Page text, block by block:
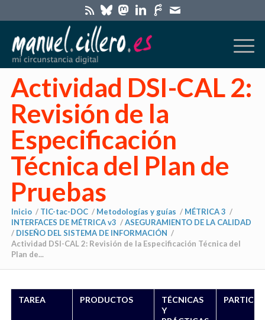
Actividad DSI-CAL 2:
Revisión de la
Especificación
Técnica del Plan de
Pruebas
Inicio / TIC-tac-DOC / Metodologías y guías / MÉTRICA 3 /
INTERFACES DE MÉTRICA v3 /ASEGURAMIENTO DE LA CALIDAD
/ DISEÑO DEL SISTEMA DE INFORMACIÓN /
Actividad DSI-CAL 2: Revisión de la Especificación Técnica del
Plan de...
TAREA PRODUCTOS
TÉCNICAS
Y